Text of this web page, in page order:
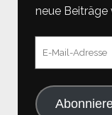
neue Beiträge